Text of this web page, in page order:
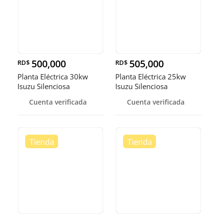
RD$ 500,000
Planta Eléctrica 30kw
Isuzu Silenciosa
Cuenta verificada
RD$ 505,000
Planta Eléctrica 25kw
Isuzu Silenciosa
Cuenta verificada